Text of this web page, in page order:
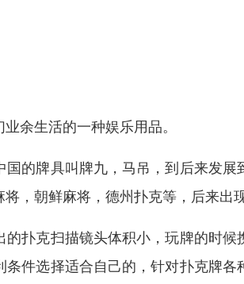
余生活的一种娱乐用品。
的牌具叫牌九，马吊，到后来发
，朝鲜麻将，德州扑克等，后来出
扑克扫描镜头体积小，玩牌的时
件选择适合自己的，针对扑克牌